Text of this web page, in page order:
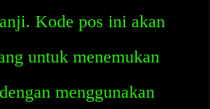
Kode pos ini akan
untuk menemukan
menggunakan